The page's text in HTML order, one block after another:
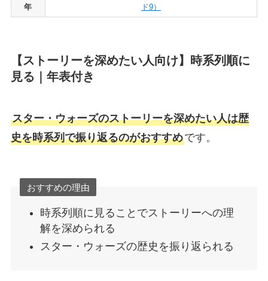
年
ド9）
【ストーリーを深めたい人向け】時系列順に
見る｜年表付き
スター・ウォーズのストーリーを深めたい人は歴
史を時系列で振り返るのがおすすめです。
おすすめの理由
時系列順に見ることでストーリーへの理
解を深められる
スター・ウォーズの歴史を振り返られる